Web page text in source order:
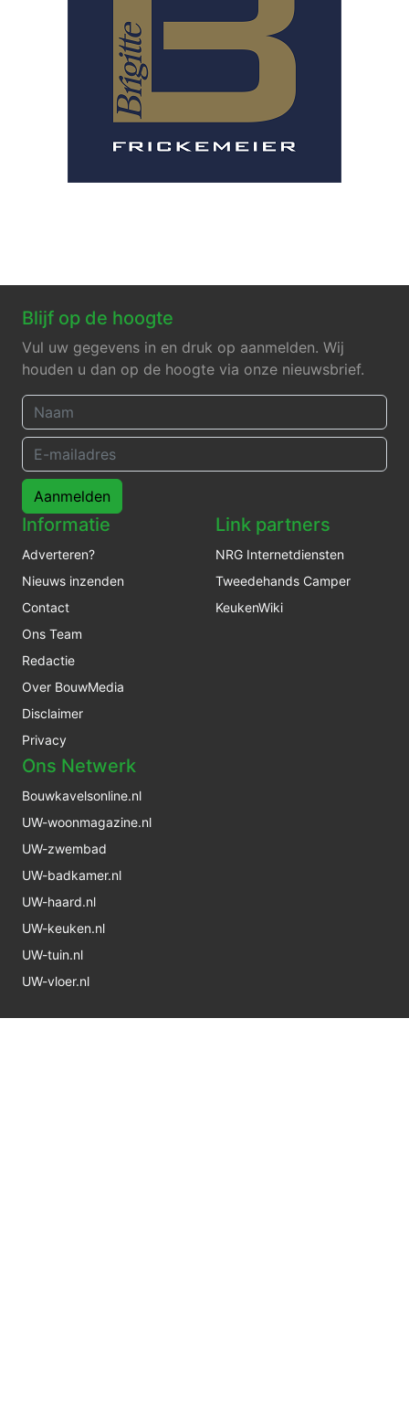
Blijf op de hoogte
Vul uw gegevens in en druk op aanmelden. Wij
houden u dan op de hoogte via onze nieuwsbrief.
Aanmelden
Informatie
Adverteren?
Nieuws inzenden
Contact
Ons Team
Redactie
Over BouwMedia
Disclaimer
Privacy
Link partners
NRG Internetdiensten
Tweedehands Camper
KeukenWiki
Ons Netwerk
Bouwkavelsonline.nl
UW-woonmagazine.nl
UW-zwembad
UW-badkamer.nl
UW-haard.nl
UW-keuken.nl
UW-tuin.nl
UW-vloer.nl